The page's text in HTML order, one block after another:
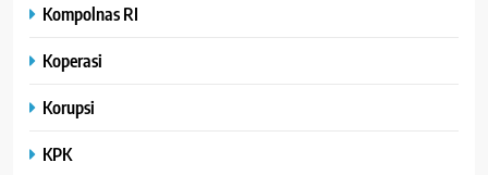
Kompolnas RI
Koperasi
Korupsi
KPK